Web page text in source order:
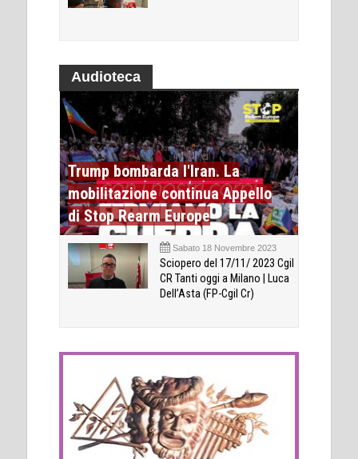
Audioteca
Trump bombarda l'Iran. La
mobilitazione continua Appello
di Stop Rearm Europe
Sabato 18 Novembre 2023
Sciopero del 17/11/ 2023 Cgil
CR Tanti oggi a Milano | Luca
Dell’Asta (FP-Cgil Cr)